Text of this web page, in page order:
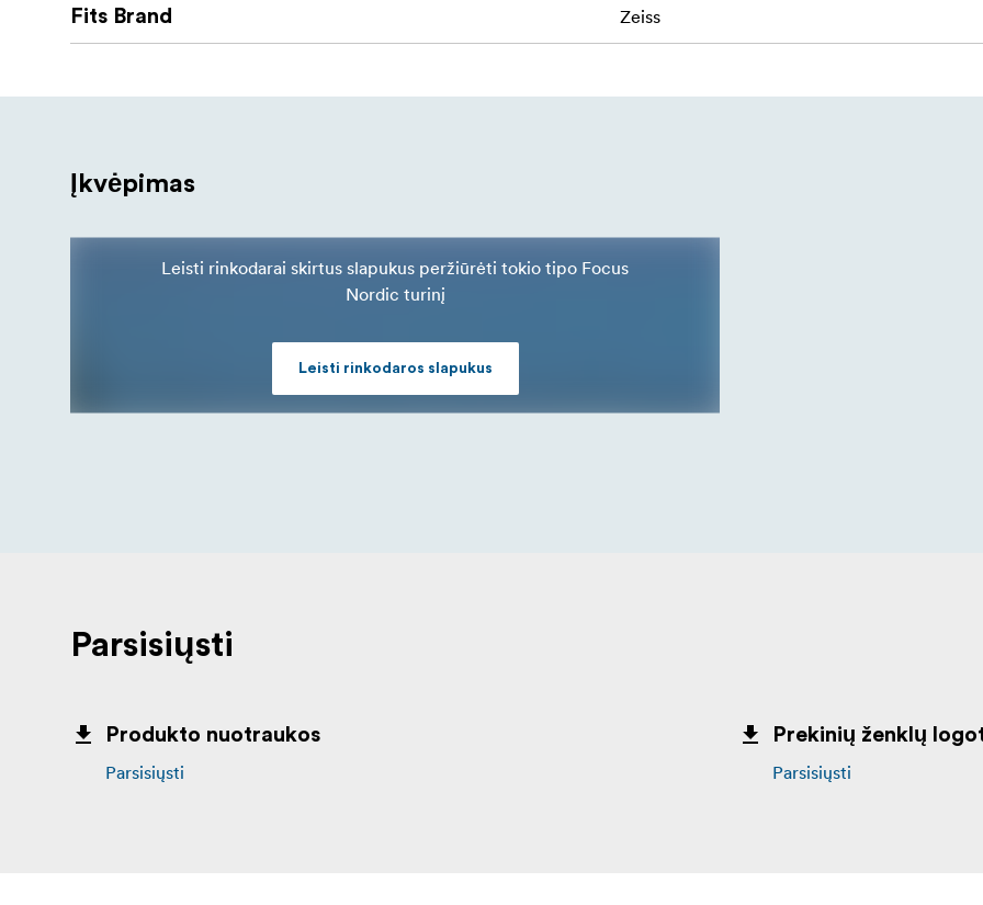
Fits Brand Zeiss
Įkvėpimas
Leisti rinkodarai skirtus slapukus peržiūrėti tokio tipo Focus
Nordic turinį
Leisti rinkodaros slapukus
Parsisiųsti
Produkto nuotraukos
Parsisiųsti
Prekinių ženklų
Parsisiųsti